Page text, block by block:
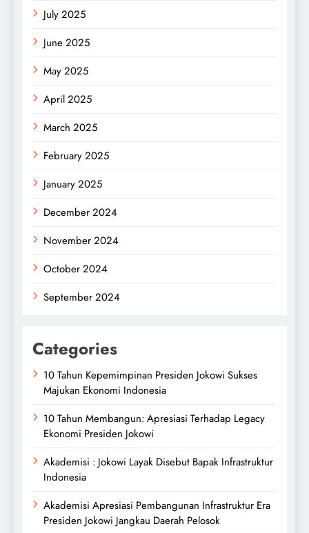
July 2025
June 2025
May 2025
April 2025
March 2025
February 2025
January 2025
December 2024
November 2024
October 2024
September 2024
Categories
10 Tahun Kepemimpinan Presiden Jokowi Sukses
Majukan Ekonomi Indonesia
10 Tahun Membangun: Apresiasi Terhadap Legacy
Ekonomi Presiden Jokowi
Akademisi : Jokowi Layak Disebut Bapak Infrastruktur
Indonesia
Akademisi Apresiasi Pembangunan Infrastruktur Era
Presiden Jokowi Jangkau Daerah Pelosok